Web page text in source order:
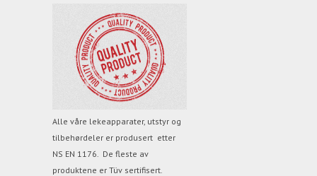
Alle våre lekeapparater, utstyr og
tilbehørdeler er produsert etter
NS EN 1176. De fleste av
produktene er Tüv sertifisert.